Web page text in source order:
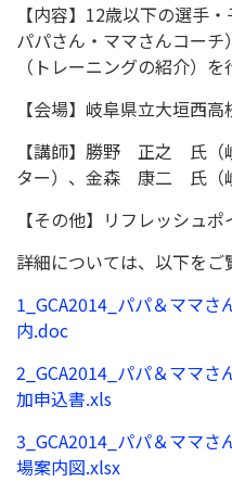
【内容】12歳以下の選手
パパさん・ママさんコー
（トレーニングの紹介）を
【会場】岐阜県立大垣西高
【講師】勝野 正之 氏（
ター）、金森 康二 氏（
【その他】リフレッシュ
詳細については、以下をご
1_GCA2014_パパ＆ママ
内.doc
2_GCA2014_パパ＆ママ
加申込書.xls
3_GCA2014_パパ＆ママ
場案内図.xlsx